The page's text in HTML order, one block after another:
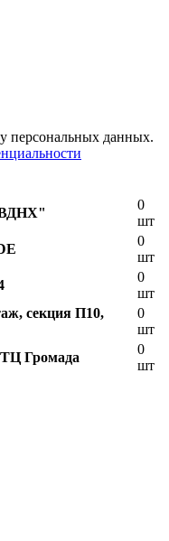
персональных данных.
0
шт
0
шт
0
шт
секция П10,
0
шт
ТЦ Громада
0
шт